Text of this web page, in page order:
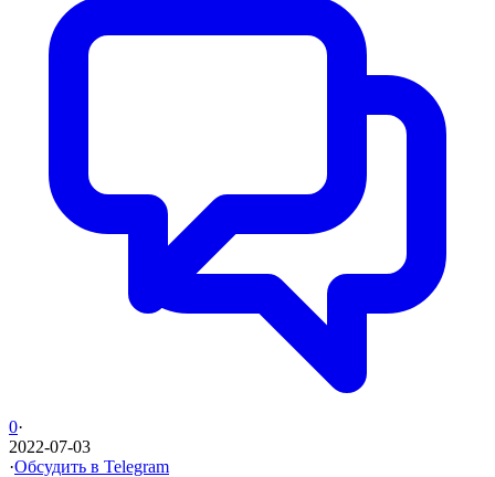
0·
2022-07-03
·Обсудить в Telegram